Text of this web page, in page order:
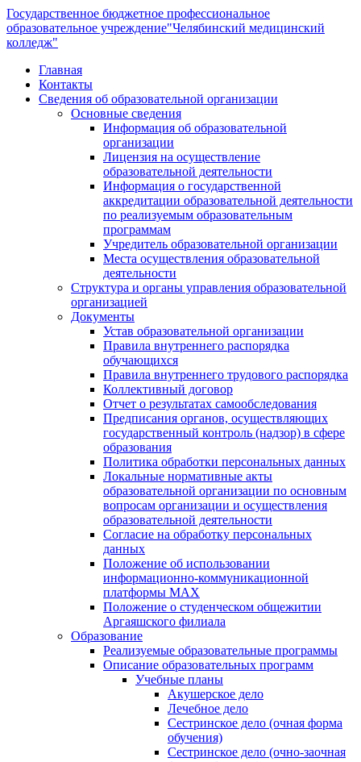
Государственное бюджетное профессиональное
образовательное учреждение"Челябинский медицинский
колледж"
Главная
Контакты
Сведения об образовательной организации
Основные сведения
Информация об образовательной
организации
Лицензия на осуществление
образовательной деятельности
Информация о государственной
аккредитации образовательной деятельности
по реализуемым образовательным
программам
Учредитель образовательной организации
Места осуществления образовательной
деятельности
Структура и органы управления образовательной
организацией
Документы
Устав образовательной организации
Правила внутреннего распорядка
обучающихся
Правила внутреннего трудового распорядка
Коллективный договор
Отчет о результатах самообследования
Предписания органов, осуществляющих
государственный контроль (надзор) в сфере
образования
Политика обработки персональных данных
Локальные нормативные акты
образовательной организации по основным
вопросам организации и осуществления
образовательной деятельности
Согласие на обработку персональных
данных
Положение об использовании
информационно-коммуникационной
платформы MAX
Положение о студенческом общежитии
Аргаяшского филиала
Образование
Реализуемые образовательные программы
Описание образовательных программ
Учебные планы
Акушерское дело
Лечебное дело
Сестринское дело (очная форма
обучения)
Сестринское дело (очно-заочная